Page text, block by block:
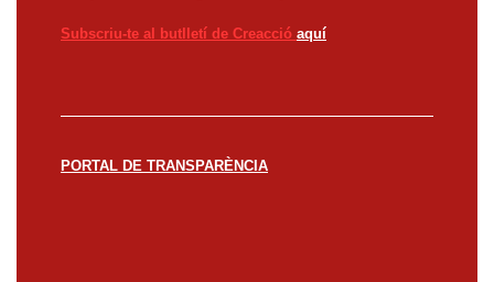
Subscriu-te al butlletí de Creacció aquí
PORTAL DE TRANSPARÈNCIA